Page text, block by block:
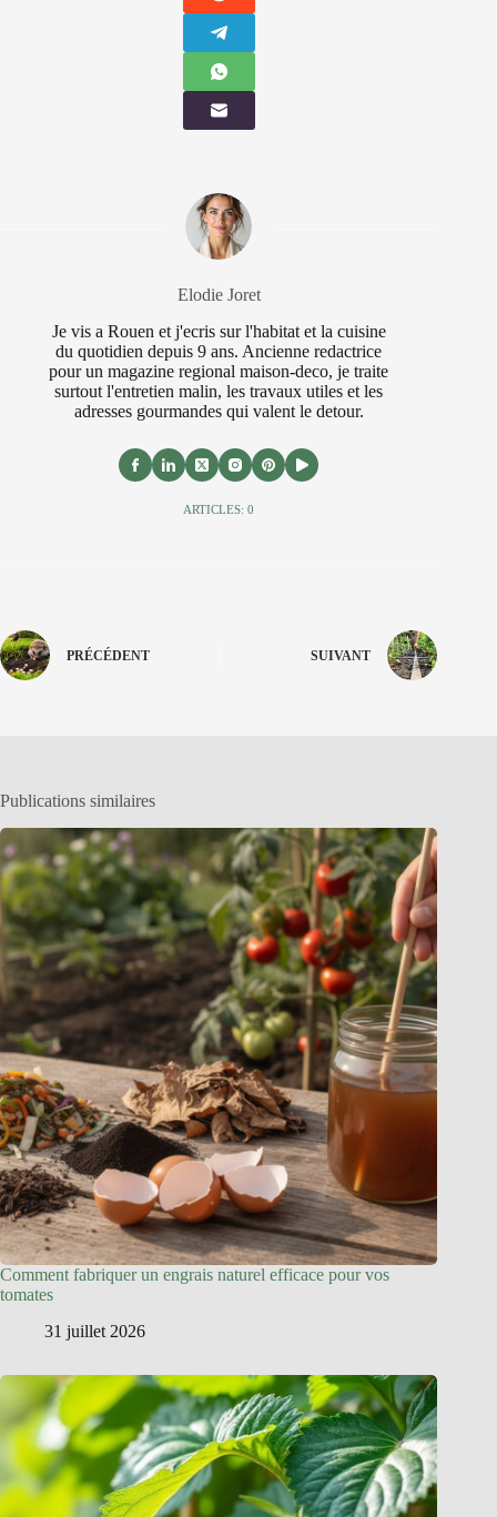
Elodie Joret
Je vis a Rouen et j'ecris sur l'habitat et la cuisine
du quotidien depuis 9 ans. Ancienne redactrice
pour un magazine regional maison-deco, je traite
surtout l'entretien malin, les travaux utiles et les
adresses gourmandes qui valent le detour.
ARTICLES: 0
PRÉCÉDENT SUIVANT
Publications similaires
Comment fabriquer un engrais naturel efficace pour vos
tomates
31 juillet 2026